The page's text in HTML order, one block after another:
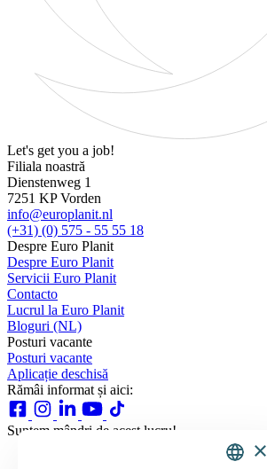
Let's get you a job!
Filiala noastră
Dienstenweg 1
7251 KP Vorden
info@europlanit.nl
(+31) (0) 575 - 55 55 18
Despre Euro Planit
Despre Euro Planit
Servicii Euro Planit
Contacto
Lucrul la Euro Planit
Bloguri (NL)
Posturi vacante
Posturi vacante
Aplicație deschisă
Rămâi informat și aici:
Suntem mândri de acest lucru!
×